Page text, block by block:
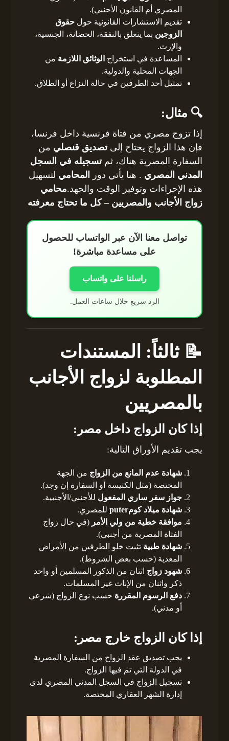
المصري أم القانون الأجنبي).
تقديم الاستشارات القانونية حولحقوق
الزوجين بما يتعلق بالنفقة، الحضانة، الجنسية،
والإرث.
المساعدة في استخراج الوثائق اللازمة من
الجهات المحلية والدولية.
تمثيل أحد الطرفين في حالة النزاع أو الطلاق.
🔍 مثال:
إذا تزوج مصري من فتاة فرنسية داخل فرنسا،
فإن هذا الزواج يحتاج إلىتصديق قنصلي من
السفارة المصرية هناك، ثمتسجيله في السجل
المدني المصري . هنا يأتي دور المحامي لتسهيل
هذه الإجراءات وتوفير الوقت والجهد.محامي
زواج الأجانب والمصريين – كل ما تحتاج معرفته
تواصل معنا الآن عبر الواتساب للحصول
على مساعدة مباشرة!
راسلنا على واتساب
الرد سريع خلال ساعات العمل.
📝 ثالثاً: المستندات
المطلوبة لزواج الأجانب
بالمصريين
إذا كان الزواج داخل مصر:
يجب تقديم الأوراق التالية:
شهادة عدم المانع من الزواج من الجهة
المختصة (مثل الكنيسة أو السفارة إن وجد).
جواز سفر ساري المفعول للأجنبي/الأجنبية.
شهادة ميلاد كومputer
للمصري.
موافقة خطية من ولي الأمر(في حال زواج
الفتاة المصرية من أجنبي).
شهادة طبيةتثبت خلو الطرفين من الأمراض
المعدية (حسب بعض الشروط).
شهود زواج اثنان من الذكور المسلمين أو واحد
ذكر واثنان من الإناث غير المسلمات.
دفع الرسوم المقررة حسب نوع الزواج (شرعي
أو مدني).
إذا كان الزواج خارج مصر:
يجب تصديق عقد الزواج من السفارة المصرية
في الدولة التي تم فيها الزواج.
تسجيل الزواج في السجل المدني المصري لدى
إدارة الشهر العقاري المختصة.